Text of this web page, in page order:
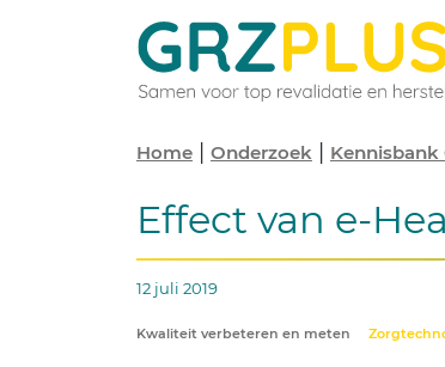
Home Onderzoek Kennisbank
Effect van e-
12 juli 2019
Kwaliteit verbeteren en meten